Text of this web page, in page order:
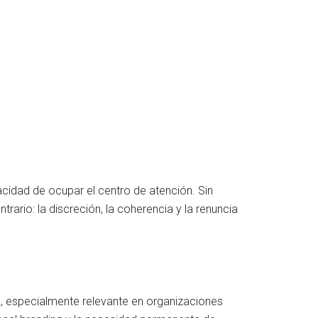
de ocupar el centro de atención. Sin
la discreción, la coherencia y la renuncia
especialmente relevante en organizaciones